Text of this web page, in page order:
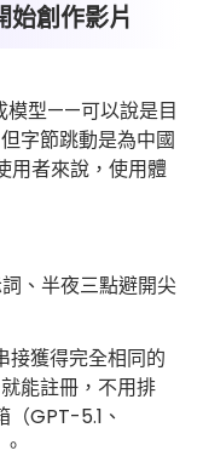
始創作影片
模型——可以說是目
字節跳動是為中國
用者來說，使用體
、半夜三點避開尖
獲得完全相同的
能註冊，不用排
GPT-5.1、